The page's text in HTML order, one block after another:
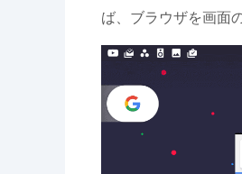
ば、ブラウザを画面